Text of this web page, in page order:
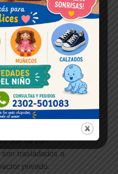
que se han
trasladados a
privado.